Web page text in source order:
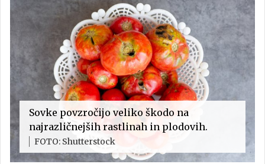
Sovke povzročijo veliko škodo na
najrazličnejših rastlinah in plodovih.
FOTO: Shutterstock